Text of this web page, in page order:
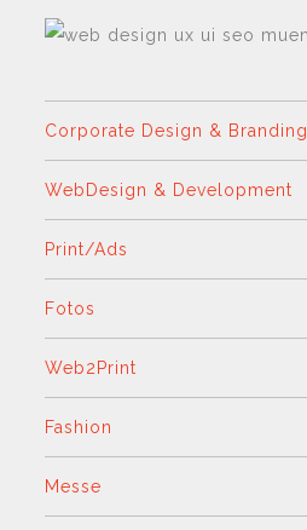
Corporate Design & Branding
WebDesign & Development
Print/Ads
Fotos
Web2Print
Fashion
Messe